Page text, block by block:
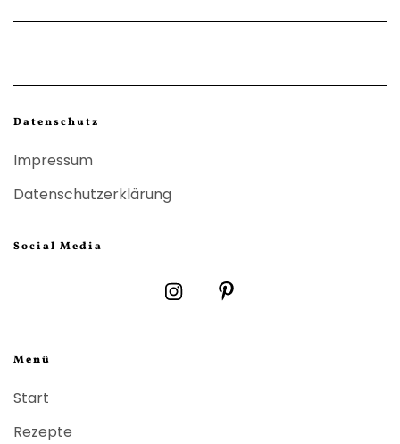
Datenschutz
Impressum
Datenschutzerklärung
Social Media
Menü
Start
Rezepte